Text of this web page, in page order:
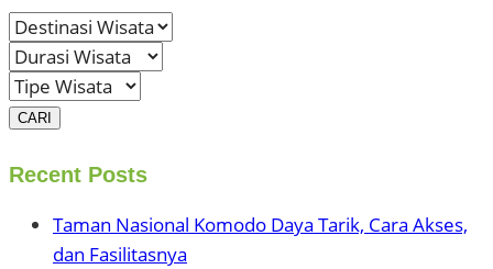
CARI
Recent Posts
Taman Nasional Komodo Daya Tarik, Cara Akses,
dan Fasilitasnya